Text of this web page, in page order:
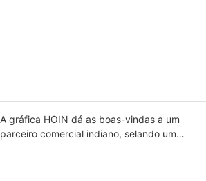
A gráfica HOIN dá as boas-vindas a um
parceiro comercial indiano, selando um